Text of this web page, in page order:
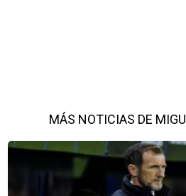
MÁS NOTICIAS DE